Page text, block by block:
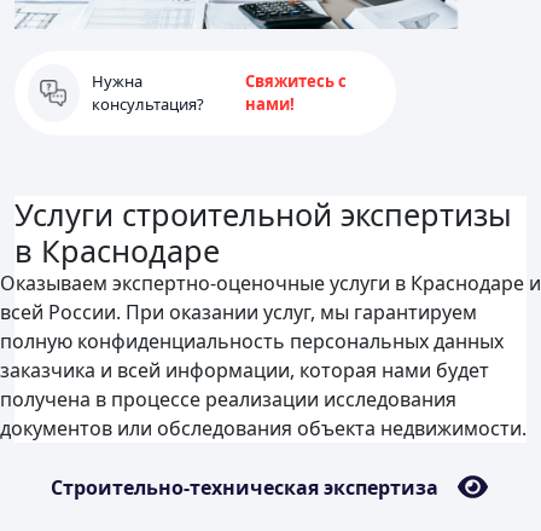
Нужна
консультация?
Свяжитесь с
нами!
Услуги строительной экспертизы
в Краснодаре
Оказываем экспертно-оценочные услуги в Краснодаре и
всей России. При оказании услуг, мы гарантируем
полную конфиденциальность персональных данных
заказчика и всей информации, которая нами будет
получена в процессе реализации исследования
документов или обследования объекта недвижимости.
Строительно-техническая экспертиза